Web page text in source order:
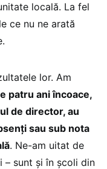
locală. La fel
ce nu ne arată
lor. Am
patru ani încoace,
de director, au
sau sub nota
. Ne-am uitat de
– sunt și în școli din